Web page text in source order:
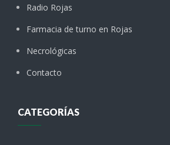
Radio Rojas
Farmacia de turno en Rojas
Necrológicas
Contacto
CATEGORÍAS